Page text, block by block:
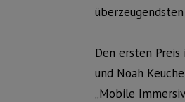
Den ersten Preis
und Noah
„Mobile